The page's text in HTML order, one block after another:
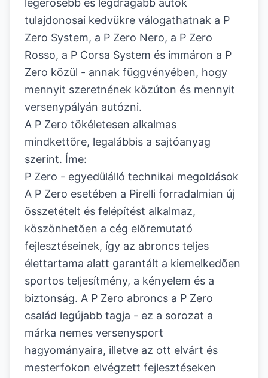
legerõsebb és legdrágább autók
tulajdonosai kedvükre válogathatnak a P
Zero System, a P Zero Nero, a P Zero
Rosso, a P Corsa System és immáron a P
Zero közül - annak függvényében, hogy
mennyit szeretnének közúton és mennyit
versenypályán autózni.
A P Zero tökéletesen alkalmas
mindkettõre, legalábbis a sajtóanyag
szerint. Íme:
P Zero - egyedülálló technikai megoldások
A P Zero esetében a Pirelli forradalmian új
összetételt és felépítést alkalmaz,
köszönhetõen a cég elõremutató
fejlesztéseinek, így az abroncs teljes
élettartama alatt garantált a kiemelkedõen
sportos teljesítmény, a kényelem és a
biztonság. A P Zero abroncs a P Zero
család legújabb tagja - ez a sorozat a
márka nemes versenysport
hagyományaira, illetve az ott elvárt és
mesterfokon elvégzett fejlesztéseken